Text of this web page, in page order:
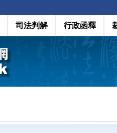
司法判解 行政函釋